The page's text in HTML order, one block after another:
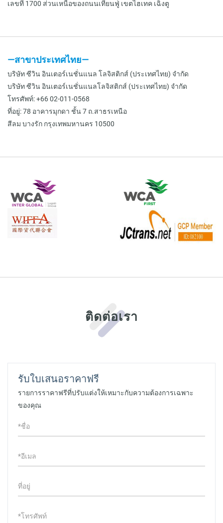
เลขที่ 1700 ส่วนเหนือของถนนเทียนฟู่ เขตไฮเทค เฉิงตู
—สาขาประเทศไทย—
บริษัท ซีวิน อินเตอร์เนชั่นแนล โลจิสติกส์ (ประเทศไทย) จำกัด
บริษัท ซีวิน อินเตอร์เนชั่นแนลโลจิสติกส์ (ประเทศไทย) จำกัด
โทรศัพท์: +66 02-011-0568
ที่อยู่: 78 อาคารมุกดา ชั้น 7 ถ.สาธรเหนือ
สีลม บางรัก กรุงเทพมหานคร 10500
ติดต่อเรา
รับใบเสนอราคาฟรี
รายการราคาฟรีที่ปรับแต่งให้เหมาะกับความต้องการเฉพาะ
ของคุณ